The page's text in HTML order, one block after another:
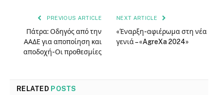
PREVIOUS ARTICLE
Πάτρα: Οδηγός από την
ΑΑΔΕ για αποποίηση και
αποδοχή-Οι προθεσμίες
NEXT ARTICLE
«Έναρξη-αφιέρωμα στη νέα
γενιά – «AgreXa 2024»
RELATED POSTS